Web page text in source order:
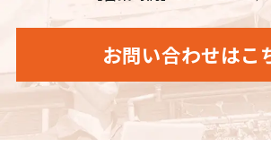
お問い合わせはこ